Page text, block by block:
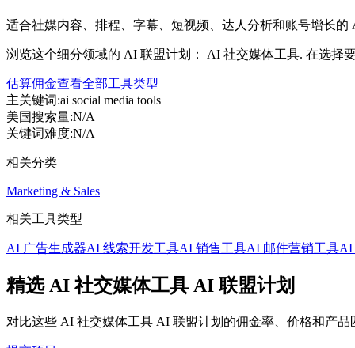
适合社媒内容、排程、字幕、短视频、达人分析和账号增长的
浏览这个细分领域的 AI 联盟计划： AI 社交媒体工具. 在选择
估算佣金查看全部工具类型
主关键词:ai social media tools
美国搜索量:N/A
关键词难度:N/A
相关分类
Marketing & Sales
相关工具类型
AI 广告生成器AI 线索开发工具AI 销售工具AI 邮件营销工具AI
精选 AI 社交媒体工具 AI 联盟计划
对比这些 AI 社交媒体工具 AI 联盟计划的佣金率、价格和产